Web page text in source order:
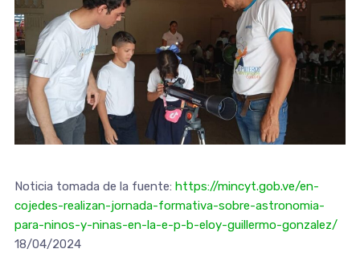
Noticia tomada de la fuente: https://mincyt.gob.ve/en-
cojedes-realizan-jornada-formativa-sobre-astronomia-
para-ninos-y-ninas-en-la-e-p-b-eloy-guillermo-gonzalez/
18/04/2024